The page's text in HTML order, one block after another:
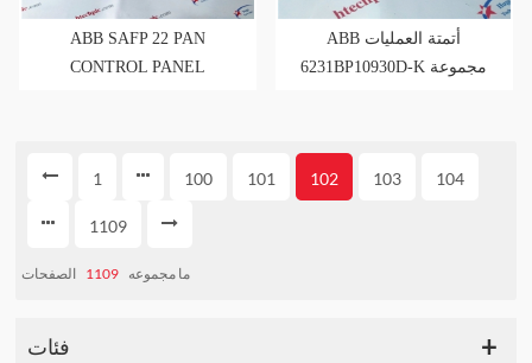
ABB SAFP 22 PAN
CONTROL PANEL
ABB أتمتة العمليات
6231BP10930D-K مجموعة
1 100 101 102 103 104
1109
ما مجموعه 1109 الصفحات
فئات